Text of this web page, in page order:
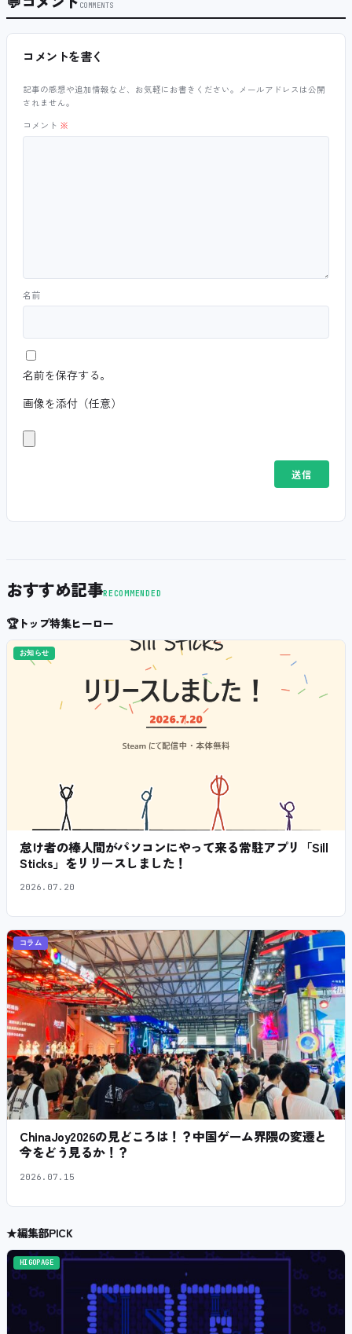
COMMENTS
コメントを書く
記事の感想や追加情報など、お気軽にお書きください。メールアドレスは公開
されません。
コメント ※
名前
名前を保存する。
画像を添付（任意）
おすすめ記事RECOMMENDED
🏆トップ特集ヒーロー
お知らせ
怠け者の棒人間がパソコンにやって来る常駐アプリ「Sill
Sticks」をリリースしました！
2026.07.20
コラム
ChinaJoy2026の見どころは！？中国ゲーム界隈の変遷と
今をどう見るか！？
2026.07.15
★編集部PICK
HIGOPAGE